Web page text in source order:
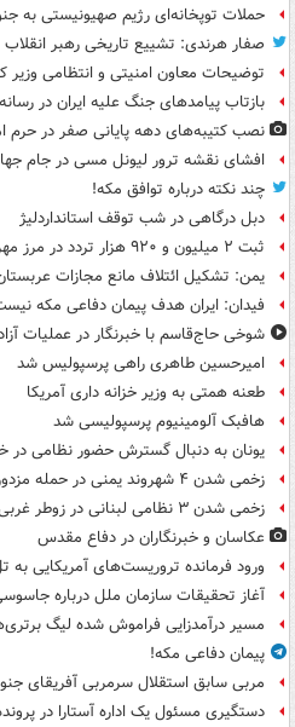
حملات توپخانه‌ای رژیم صهیونیستی به
صفار هرندی: تشییع تاریخی رهبر
توضیحات معاون امنیتی و انتظامی وزیر
بازتاب پیامدهای جنگ علیه ایران در
نصب کتیبه‌های دهه پایانی صفر در حرم
افشای نقشه ترور لیونل مسی در جام جهانی
چند نکته درباره توافق مکه!
دبل درگاهی در شب توقف استانداردلیژ
ثبت ۲ میلیون و ۹۲۰ هزار تردد در مرز مهران طی ایام اربعین
یمن: تشکیل ائتلاف مانع مجازات
فیدان: ایران هدف پیمان دفاعی مکه
شوخی حاج‌قاسم با خبرنگار در عملیات
امیرحسین طاهری راهی پرسپولیس شد
طعنه همتی به وزیر خزانه داری آمریکا
هافبک آلومینیوم پرسپولیسی شد
یونان به دنبال گسترش حضور نظامی در
زخمی شدن ۴ شهروند یمنی در حمله مزدوران سعودی
زخمی شدن ۳ نظامی لبنانی در زوطر غربی
عکاسان و خبرنگاران در دفاع مقدس
ورود فرمانده تروریست‌های آمریکایی به
آغاز تحقیقات سازمان ملل درباره
مسیر درآمدزایی فراموش شده لیگ
پیمان دفاعی مکه!
مربی سابق استقلال سرمربی آفریقای
دستگیری مسئول یک اداره آستارا در